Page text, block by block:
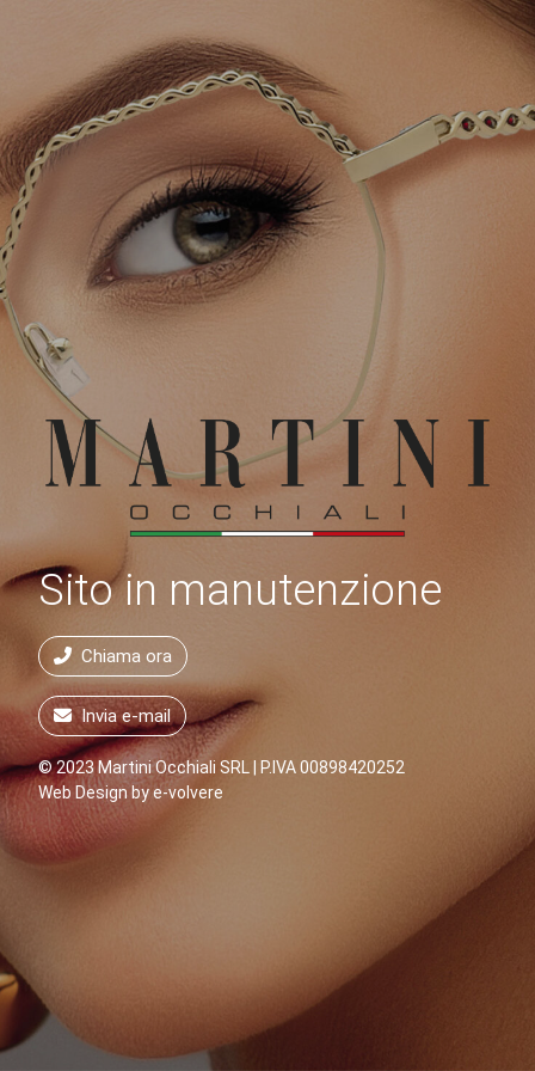
Sito in manutenzione
Chiama ora
Invia e-mail
© 2023 Martini Occhiali SRL | P.IVA 00898420252
Web Design bye-volvere